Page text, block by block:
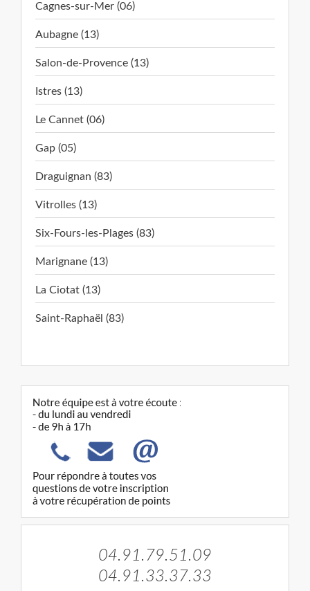
Cagnes-sur-Mer (06)
Aubagne (13)
Salon-de-Provence (13)
Istres (13)
Le Cannet (06)
Gap (05)
Draguignan (83)
Vitrolles (13)
Six-Fours-les-Plages (83)
Marignane (13)
La Ciotat (13)
Saint-Raphaël (83)
04.91.79.51.09
04.91.33.37.33